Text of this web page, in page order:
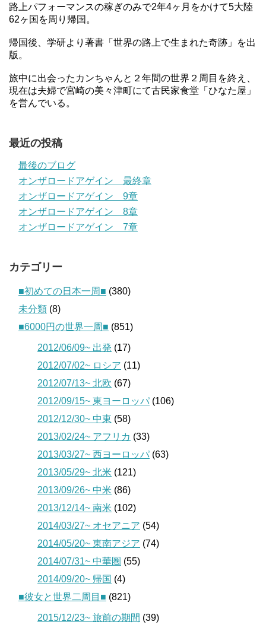
路上パフォーマンスの稼ぎのみで2年4ヶ月をかけて5大陸
62ヶ国を周り帰国。
帰国後、学研より著書「世界の路上で生まれた奇跡」を出
版。
旅中に出会ったカンちゃんと２年間の世界２周目を終え、
現在は夫婦で宮崎の美々津町にて古民家食堂「ひなた屋」
を営んでいる。
最近の投稿
最後のブログ
オンザロードアゲイン 最終章
オンザロードアゲイン 9章
オンザロードアゲイン 8章
オンザロードアゲイン 7章
カテゴリー
■初めての日本一周■ (380)
未分類 (8)
■6000円の世界一周■ (851)
2012/06/09~ 出発 (17)
2012/07/02~ ロシア (11)
2012/07/13~ 北欧 (67)
2012/09/15~ 東ヨーロッパ (106)
2012/12/30~ 中東 (58)
2013/02/24~ アフリカ (33)
2013/03/27~ 西ヨーロッパ (63)
2013/05/29~ 北米 (121)
2013/09/26~ 中米 (86)
2013/12/14~ 南米 (102)
2014/03/27~ オセアニア (54)
2014/05/20~ 東南アジア (74)
2014/07/31~ 中華圏 (55)
2014/09/20~ 帰国 (4)
■彼女と世界二周目■ (821)
2015/12/23~ 旅前の期間 (39)